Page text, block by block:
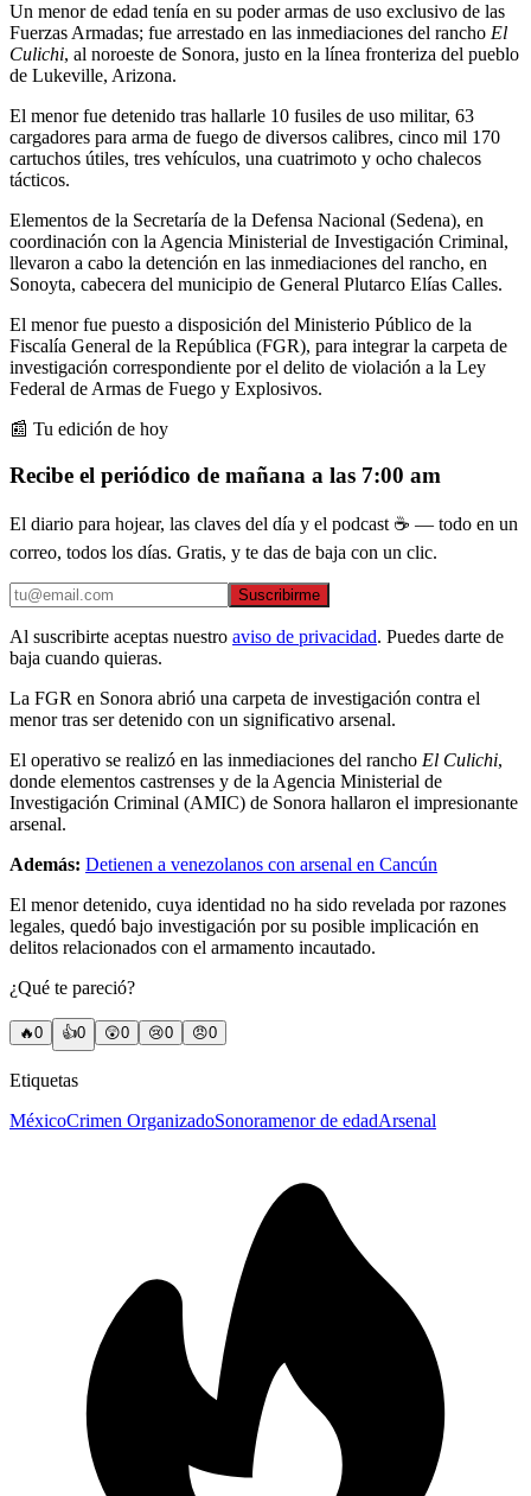
Un menor de edad tenía en su poder armas de uso exclusivo de las
Fuerzas Armadas; fue arrestado en las inmediaciones del rancho El
Culichi, al noroeste de Sonora, justo en la línea fronteriza del pueblo
de Lukeville, Arizona.
El menor fue detenido tras hallarle 10 fusiles de uso militar, 63
cargadores para arma de fuego de diversos calibres, cinco mil 170
cartuchos útiles, tres vehículos, una cuatrimoto y ocho chalecos
tácticos.
Elementos de la Secretaría de la Defensa Nacional (Sedena), en
coordinación con la Agencia Ministerial de Investigación Criminal,
llevaron a cabo la detención en las inmediaciones del rancho, en
Sonoyta, cabecera del municipio de General Plutarco Elías Calles.
El menor fue puesto a disposición del Ministerio Público de la
Fiscalía General de la República (FGR), para integrar la carpeta de
investigación correspondiente por el delito de violación a la Ley
Federal de Armas de Fuego y Explosivos.
📰 Tu edición de hoy
Recibe el periódico de mañana a las 7:00 am
El diario para hojear, las claves del día y el podcast ☕ — todo en un
correo, todos los días. Gratis, y te das de baja con un clic.
Suscribirme
Al suscribirte aceptas nuestro aviso de privacidad. Puedes darte de
baja cuando quieras.
La FGR en Sonora abrió una carpeta de investigación contra el
menor tras ser detenido con un significativo arsenal.
El operativo se realizó en las inmediaciones del rancho El Culichi,
donde elementos castrenses y de la Agencia Ministerial de
Investigación Criminal (AMIC) de Sonora hallaron el impresionante
arsenal.
Además: Detienen a venezolanos con arsenal en Cancún
El menor detenido, cuya identidad no ha sido revelada por razones
legales, quedó bajo investigación por su posible implicación en
delitos relacionados con el armamento incautado.
¿Qué te pareció?
🔥0 👍0 😲0 😢0 😠0
Etiquetas
MéxicoCrimen OrganizadoSonoramenor de edadArsenal